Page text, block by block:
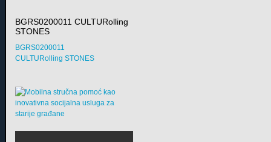
BGRS0200011 CULTURolling
STONES
BGRS0200011
CULTURolling STONES